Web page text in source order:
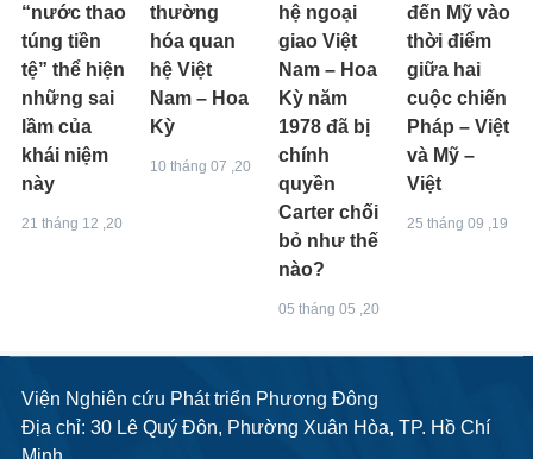
“nước thao
túng tiền
tệ” thể hiện
những sai
lầm của
khái niệm
này
21 tháng 12 ,20
thường
hóa quan
hệ Việt
Nam – Hoa
Kỳ
10 tháng 07 ,20
hệ ngoại
giao Việt
Nam – Hoa
Kỳ năm
1978 đã bị
chính
quyền
Carter chối
bỏ như thế
nào?
05 tháng 05 ,20
đến Mỹ vào
thời điểm
giữa hai
cuộc chiến
Pháp – Việt
và Mỹ –
Việt
25 tháng 09 ,19
Viện Nghiên cứu Phát triển Phương Đông
Địa chỉ: 30 Lê Quý Đôn, Phường Xuân Hòa, TP. Hồ Chí